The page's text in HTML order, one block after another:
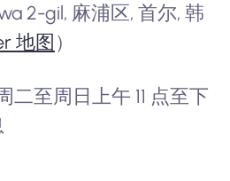
2-gil, 麻浦区, 首尔, 韩
地图 ）
二至周日上午 11 点至下